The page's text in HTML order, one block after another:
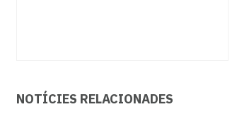
NOTÍCIES RELACIONADES